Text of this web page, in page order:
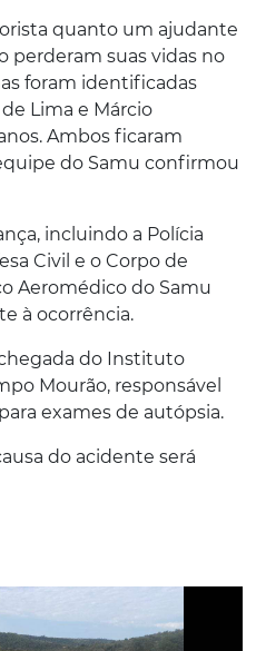
quanto um ajudante
perderam suas vidas no
foram identificadas
Lima e Márcio
Ambos ficaram
do Samu confirmou
incluindo a Polícia
Civil e o Corpo de
Aeromédico do Samu
à ocorrência.
do Instituto
Mourão, responsável
exames de autópsia.
do acidente será